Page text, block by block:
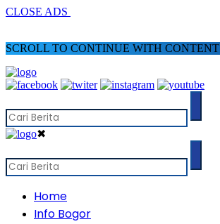
CLOSE ADS
SCROLL TO CONTINUE WITH CONTENT
✖
Home
Info Bogor